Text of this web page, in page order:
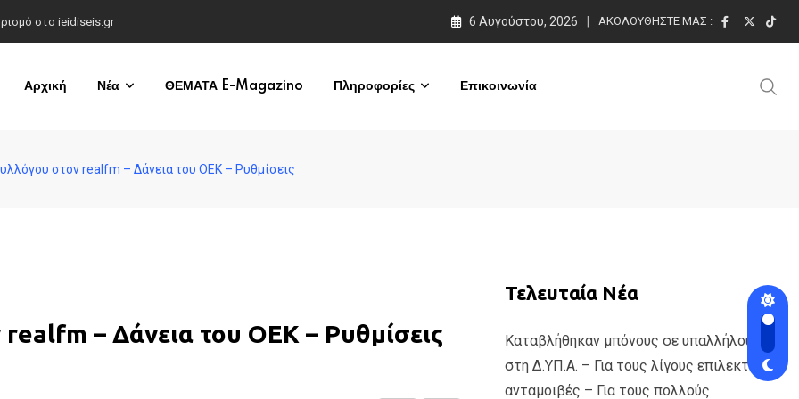
στο ieidiseis.gr 6 Αυγούστου, 2026 ΑΚΟΛΟΥΘΉΣΤΕ ΜΑΣ :
Αρχική Νέα ΘΕΜΑΤΑ E-Magazino Πληροφορίες Επικοινωνία
στον realfm – Δάνεια του ΟΕΚ – Ρυθμίσεις
– Δάνεια του ΟΕΚ – Ρυθμίσεις
Τελευταία Νέα
Καταβλήθηκαν μπόνους σε υπαλλήλους
στη Δ.ΥΠ.Α. – Για τους λίγους επιλεκτικές
ανταμοιβές – Για τους πολλούς